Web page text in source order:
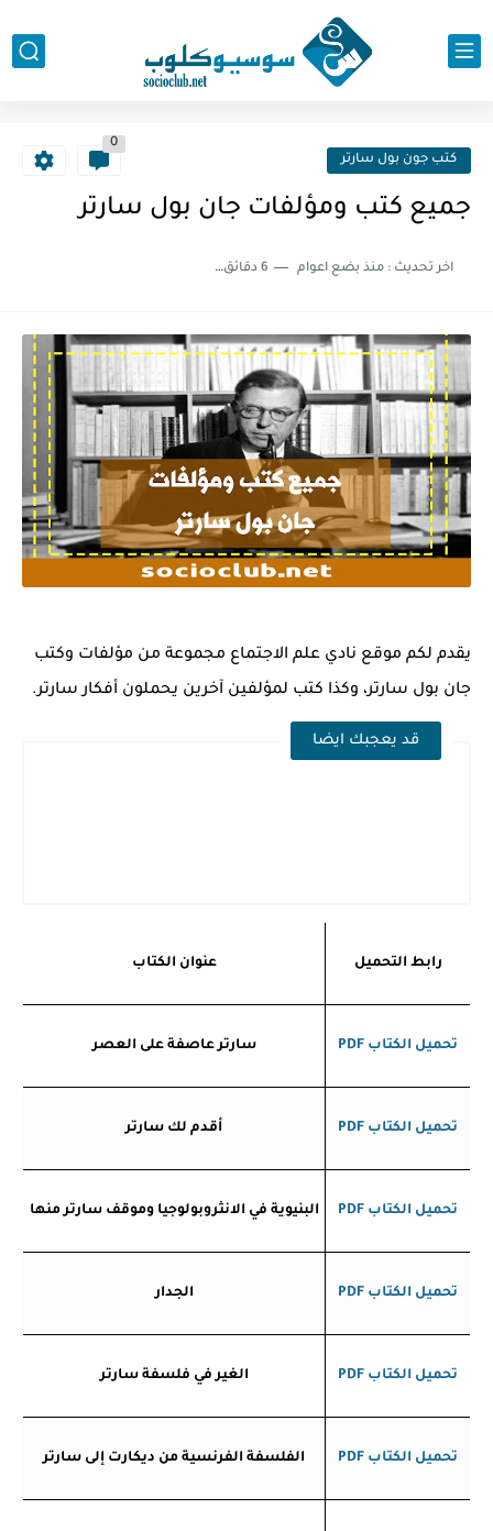
كتب جون بول سارتر
0
جميع كتب ومؤلفات جان بول سارتر
اخر تحديث :منذ بضع اعوام 6 دقائق للقراءة
يقدم لكم موقع نادي علم الاجتماع مجموعة من مؤلفات وكتب
جان بول سارتر، وكذا كتب لمؤلفين آخرين يحملون أفكار سارتر.
قد يعجبك ايضا
رابط التحميل عنوان الكتاب
تحميل الكتاب PDF سارتر عاصفة على العصر
تحميل الكتاب PDF أقدم لك سارتر
تحميل الكتاب PDF البنيوية في الانثروبولوجيا وموقف سارتر منها
تحميل الكتاب PDF الجدار
تحميل الكتاب PDF الغير في فلسفة سارتر
تحميل الكتاب PDF الفلسفة الفرنسية من ديكارت إلى سارتر